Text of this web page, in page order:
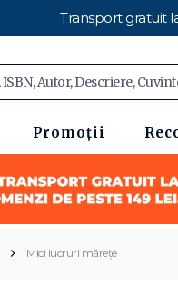
Transport gratuit
Promoții
Mici lucruri mărețe